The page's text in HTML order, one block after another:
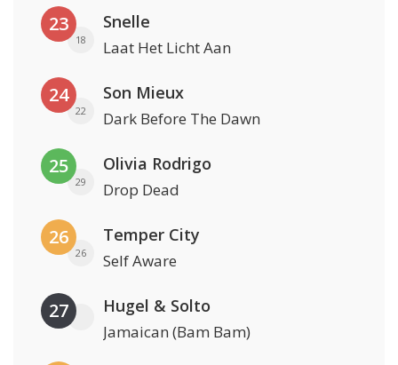
23
18
Snelle
Laat Het Licht Aan
24
22
Son Mieux
Dark Before The Dawn
25
29
Olivia Rodrigo
Drop Dead
26
26
Temper City
Self Aware
27 Hugel & Solto
Jamaican (Bam Bam)